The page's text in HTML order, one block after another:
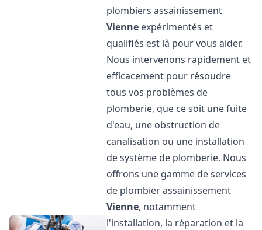
plombiers assainissement
Vienne expérimentés et
qualifiés est là pour vous aider.
Nous intervenons rapidement et
efficacement pour résoudre
tous vos problèmes de
plomberie, que ce soit une fuite
d'eau, une obstruction de
canalisation ou une installation
de système de plomberie. Nous
offrons une gamme de services
de plombier assainissement
Vienne, notamment
l'installation, la réparation et la